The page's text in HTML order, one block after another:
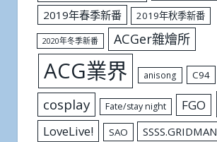
2019年春季新番
2019年秋季新番
2020年冬季新番 ACGer雜燴所
ACG業界 anisong C94
cosplay Fate/stay night FGO
LoveLive! SAO SSSS.GRIDMAN